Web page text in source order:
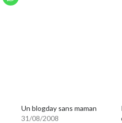
Un blogday sans maman
31/08/2008